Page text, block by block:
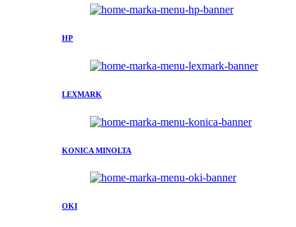
HP
LEXMARK
KONICA MINOLTA
OKI